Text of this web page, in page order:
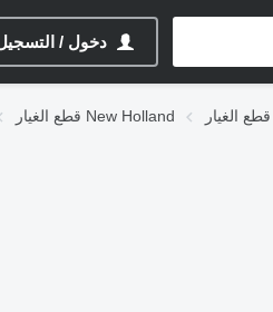
دخول /
قطع الغيار New Holland